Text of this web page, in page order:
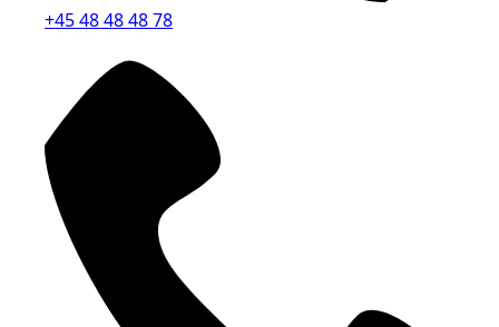
+45 48 48 48 78